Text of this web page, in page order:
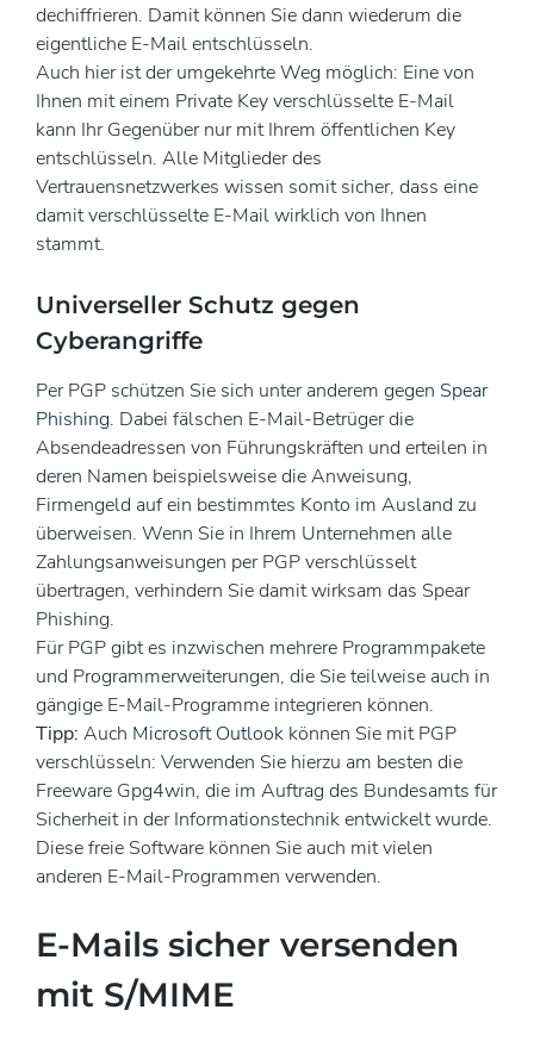
dechiffrieren. Damit können Sie dann wiederum die
eigentliche E-Mail entschlüsseln.
Auch hier ist der umgekehrte Weg möglich: Eine von
Ihnen mit einem Private Key verschlüsselte E-Mail
kann Ihr Gegenüber nur mit Ihrem öffentlichen Key
entschlüsseln. Alle Mitglieder des
Vertrauensnetzwerkes wissen somit sicher, dass eine
damit verschlüsselte E-Mail wirklich von Ihnen
stammt.
Universeller Schutz gegen
Cyberangriffe
Per PGP schützen Sie sich unter anderem gegen Spear
Phishing. Dabei fälschen E-Mail-Betrüger die
Absendeadressen von Führungskräften und erteilen in
deren Namen beispielsweise die Anweisung,
Firmengeld auf ein bestimmtes Konto im Ausland zu
überweisen. Wenn Sie in Ihrem Unternehmen alle
Zahlungsanweisungen per PGP verschlüsselt
übertragen, verhindern Sie damit wirksam das Spear
Phishing.
Für PGP gibt es inzwischen mehrere Programmpakete
und Programmerweiterungen, die Sie teilweise auch in
gängige E-Mail-Programme integrieren können.
Tipp: Auch Microsoft Outlook können Sie mit PGP
verschlüsseln: Verwenden Sie hierzu am besten die
Freeware Gpg4win, die im Auftrag des Bundesamts für
Sicherheit in der Informationstechnik entwickelt wurde.
Diese freie Software können Sie auch mit vielen
anderen E-Mail-Programmen verwenden.
E-Mails sicher versenden
mit S/MIME